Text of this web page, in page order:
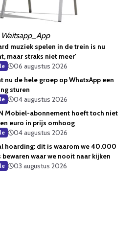
Waitsapp_App
muziek spelen in de trein is nu
maar straks niet meer'
06 augustus 2026
nu de hele groep op WhatsApp een
sturen
04 augustus 2026
Mobiel-abonnement hoeft toch niet
euro in prijs omhoog
04 augustus 2026
hoarding: dit is waarom we 40.000
waar we nooit naar kijken
03 augustus 2026